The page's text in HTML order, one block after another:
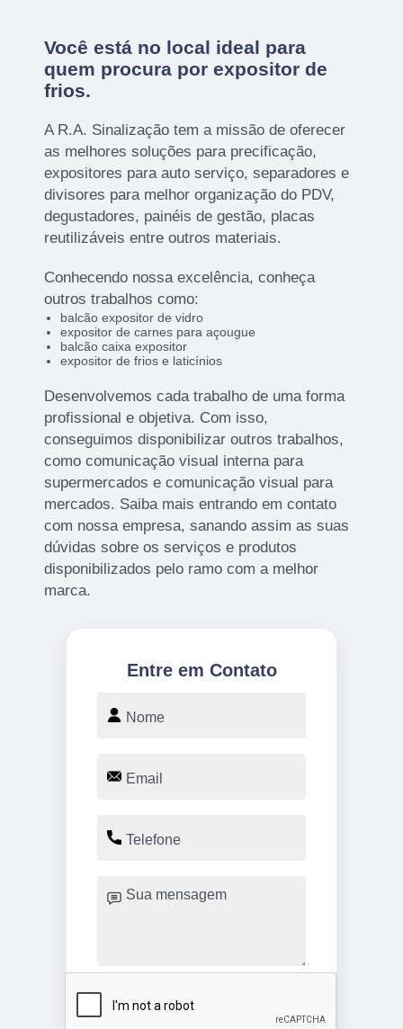
Você está no local ideal para
quem procura porexpositor de
frios.
A R.A. Sinalização tem a missão de oferecer
as melhores soluções para precificação,
expositores para auto serviço, separadores e
divisores para melhor organização do PDV,
degustadores, painéis de gestão, placas
reutilizáveis entre outros materiais.
Conhecendo nossa excelência, conheça
outros trabalhos como:
balcão expositor de vidro
expositor de carnes para açougue
balcão caixa expositor
expositor de frios e laticínios
Desenvolvemos cada trabalho de uma forma
profissional e objetiva. Com isso,
conseguimos disponibilizar outros trabalhos,
como comunicação visual interna para
supermercados e comunicação visual para
mercados. Saiba mais entrando em contato
com nossa empresa, sanando assim as suas
dúvidas sobre os serviços e produtos
disponibilizados pelo ramo com a melhor
marca.
Entre em Contato